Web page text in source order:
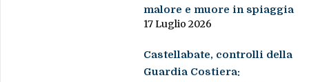
malore e muore in spiaggia
17 Luglio 2026
Castellabate, controlli della
Guardia Costiera: